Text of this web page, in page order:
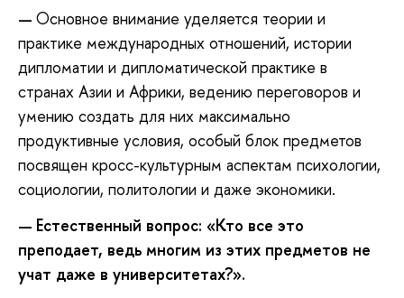
— Основное внимание уделяется теории и
практике международных отношений, истории
дипломатии и дипломатической практике в
странах Азии и Африки, ведению переговоров и
умению создать для них максимально
продуктивные условия, особый блок предметов
посвящен кросс-культурным аспектам психологии,
социологии, политологии и даже экономики.
— Естественный вопрос: «Кто все это
преподает, ведь многим из этих предметов не
учат даже в университетах?».